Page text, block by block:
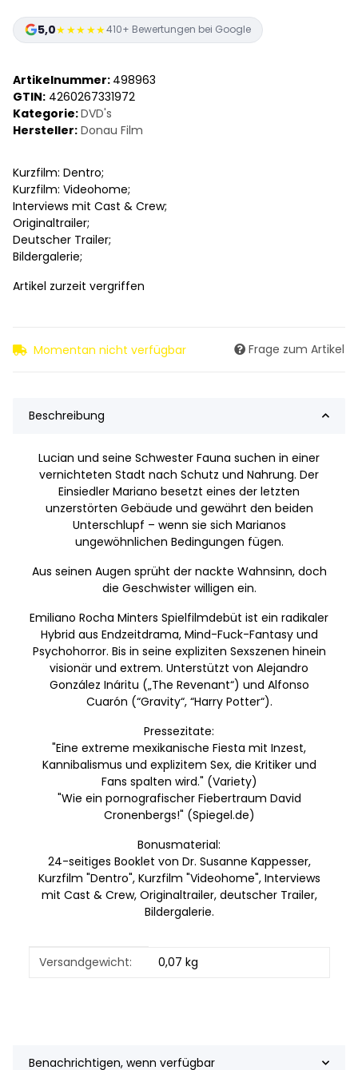
5,0★★★★★410+ Bewertungen bei Google
Artikelnummer: 498963
GTIN: 4260267331972
Kategorie:DVD's
Hersteller: Donau Film
Kurzfilm: Dentro;
Kurzfilm: Videohome;
Interviews mit Cast & Crew;
Originaltrailer;
Deutscher Trailer;
Bildergalerie;
Artikel zurzeit vergriffen
Momentan nicht verfügbar Frage zum Artikel
Beschreibung
Lucian und seine Schwester Fauna suchen in einer
vernichteten Stadt nach Schutz und Nahrung. Der
Einsiedler Mariano besetzt eines der letzten
unzerstörten Gebäude und gewährt den beiden
Unterschlupf – wenn sie sich Marianos
ungewöhnlichen Bedingungen fügen.
Aus seinen Augen sprüht der nackte Wahnsinn, doch
die Geschwister willigen ein.
Emiliano Rocha Minters Spielfilmdebüt ist ein radikaler
Hybrid aus Endzeitdrama, Mind-Fuck-Fantasy und
Psychohorror. Bis in seine expliziten Sexszenen hinein
visionär und extrem. Unterstützt von Alejandro
González Ináritu („The Revenant“) und Alfonso
Cuarón (“Gravity“, “Harry Potter“).
Pressezitate:
"Eine extreme mexikanische Fiesta mit Inzest,
Kannibalismus und explizitem Sex, die Kritiker und
Fans spalten wird." (Variety)
"Wie ein pornografischer Fiebertraum David
Cronenbergs!" (Spiegel.de)
Bonusmaterial:
24-seitiges Booklet von Dr. Susanne Kappesser,
Kurzfilm "Dentro", Kurzfilm "Videohome", Interviews
mit Cast & Crew, Originaltrailer, deutscher Trailer,
Bildergalerie.
Produkteigenschaft
Wert
Versandgewicht: 0,07 kg
Benachrichtigen, wenn verfügbar